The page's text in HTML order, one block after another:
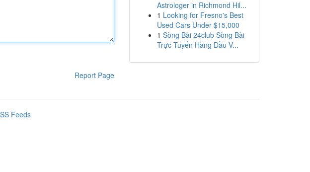
Report Page
Astrologer in Richmond Hil...
1 Looking for Fresno's Best
Used Cars Under $15,000
1 Sòng Bài 24club Sòng Bài
Trực Tuyến Hàng Đầu V...
Feeds